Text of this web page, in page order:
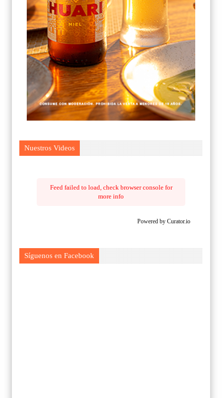
Nuestros Videos
Feed failed to load, check browser console for
more info
Powered by Curator.io
Síguenos en Facebook